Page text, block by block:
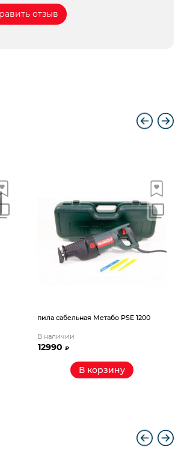
пила сабельная Метабо PSE 1200
В наличии
12990₽
В корзину